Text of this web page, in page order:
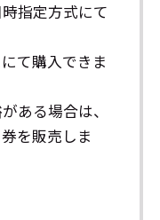
指定方式にて
て購入できま
ある場合は、
を販売しま